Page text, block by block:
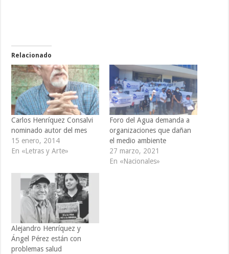
Relacionado
Carlos Henríquez Consalvi
nominado autor del mes
15 enero, 2014
En «Letras y Arte»
Foro del Agua demanda a
organizaciones que dañan
el medio ambiente
27 marzo, 2021
En «Nacionales»
Alejandro Henríquez y
Ángel Pérez están con
problemas salud